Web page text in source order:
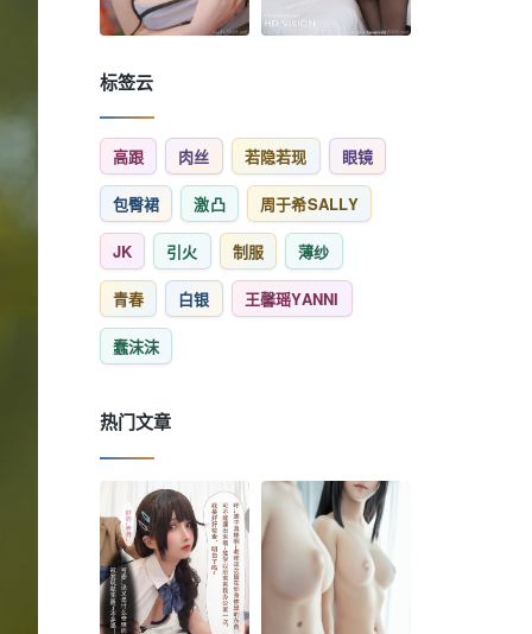
标签云
高跟 肉丝 若隐若现 眼镜
包臀裙 激凸 周于希SALLY
JK 引火 制服 薄纱
青春 白银 王馨瑶YANNI
蠢沫沫
热门文章